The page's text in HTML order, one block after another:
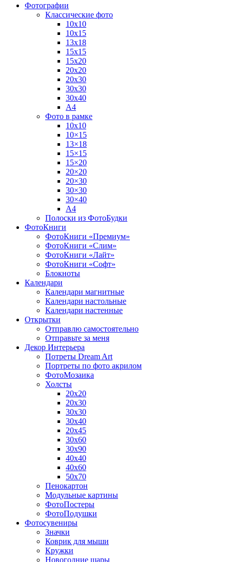
Фотографии
Классические фото
10х10
10х15
13х18
15х15
15х20
20х20
20х30
30х30
30х40
А4
Фото в рамке
10х10
10×15
13×18
15×15
15×20
20×20
20×30
30×30
30×40
A4
Полоски из ФотоБудки
ФотоКниги
ФотоКниги «Премиум»
ФотоКниги «Слим»
ФотоКниги «Лайт»
ФотоКниги «Софт»
Блокноты
Календари
Календари магнитные
Календари настольные
Календари настенные
Открытки
Отправлю самостоятельно
Отправьте за меня
Декор Интерьера
Потреты Dream Art
Портреты по фото акрилом
ФотоМозаика
Холсты
20х20
20х30
30х30
30х40
20х45
30х60
30х90
40х40
40х60
50х70
Пенокартон
Модульные картины
ФотоПостеры
ФотоПодушки
Фотоcувениры
Значки
Коврик для мыши
Кружки
Новогодние шары